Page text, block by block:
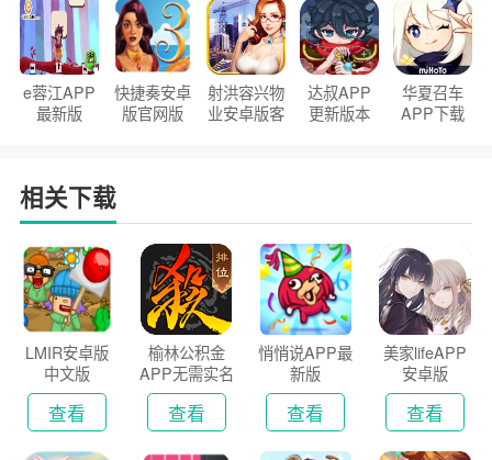
e蓉江APP
最新版
快捷奏安卓
版官网版
射洪容兴物
业安卓版客
达叔APP
更新版本
华夏召车
APP下载
相关下载
LMIR安卓版
中文版
查看
榆林公积金
APP无需实名
认证版
查看
悄悄说APP最
新版
查看
美家lifeAPP
安卓版
查看